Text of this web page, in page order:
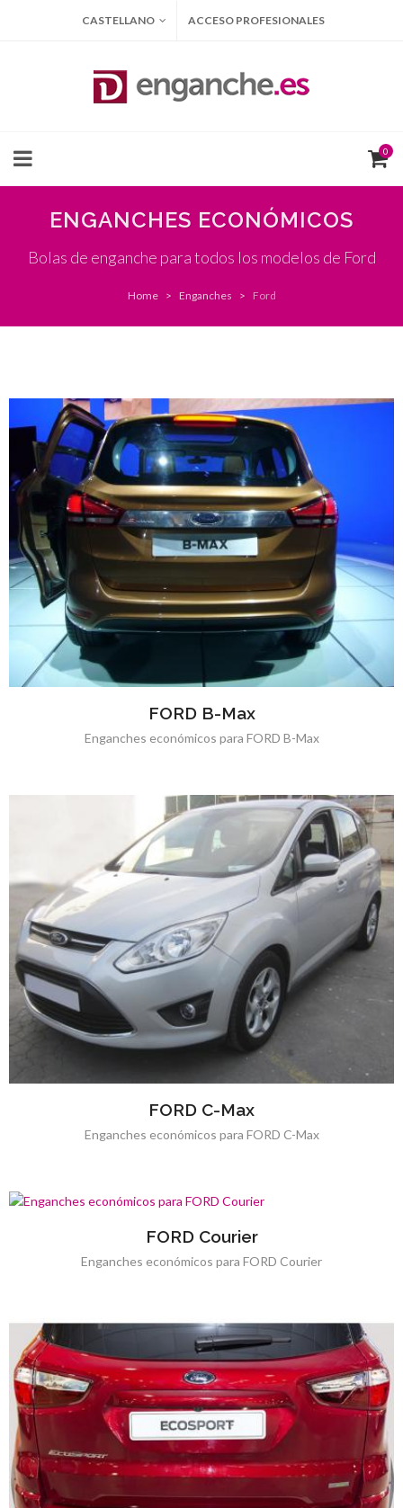
CASTELLANO ACCESO PROFESIONALES
0
ENGANCHES ECONÓMICOS
Bolas de enganche para todos los modelos de Ford
Home Enganches Ford
FORD B-Max
Enganches económicos para FORD B-Max
FORD C-Max
Enganches económicos para FORD C-Max
FORD Courier
Enganches económicos para FORD Courier